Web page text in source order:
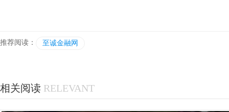
推荐阅读： 至诚金融网
相关阅读 RELEVANT